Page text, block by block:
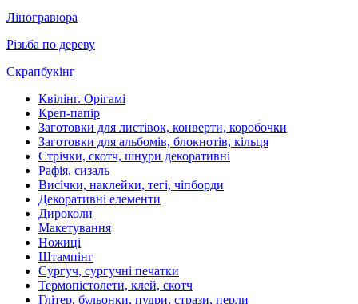
Ліногравюра
Різьба по дереву
Скрапбукінг
Квілінг. Орігамі
Креп-папір
Заготовки для листівок, конверти, коробочки
Заготовки для альбомів, блокнотів, кільця
Стрічки, скотч, шнури декоративні
Рафія, сизаль
Висічки, наклейки, тегі, чіпборди
Декоративні елементи
Дироколи
Макетування
Ножиці
Штампінг
Сургуч, сургучні печатки
Термопістолети, клей, скотч
Глітер, бульонки, пудри, стрази, перли